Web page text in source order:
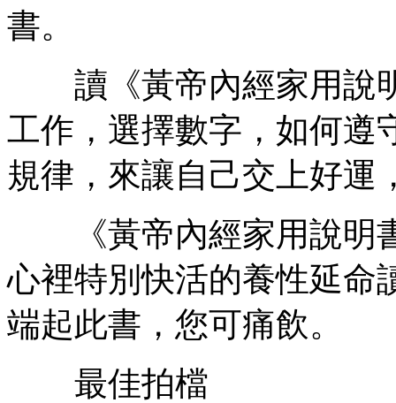
書。
讀《黃帝內經家用說
工作，選擇數字，如何遵
規律，來讓自己交上好運
《黃帝內經家用說明
心裡特別快活的養性延命
端起此書，您可痛飲。
最佳拍檔